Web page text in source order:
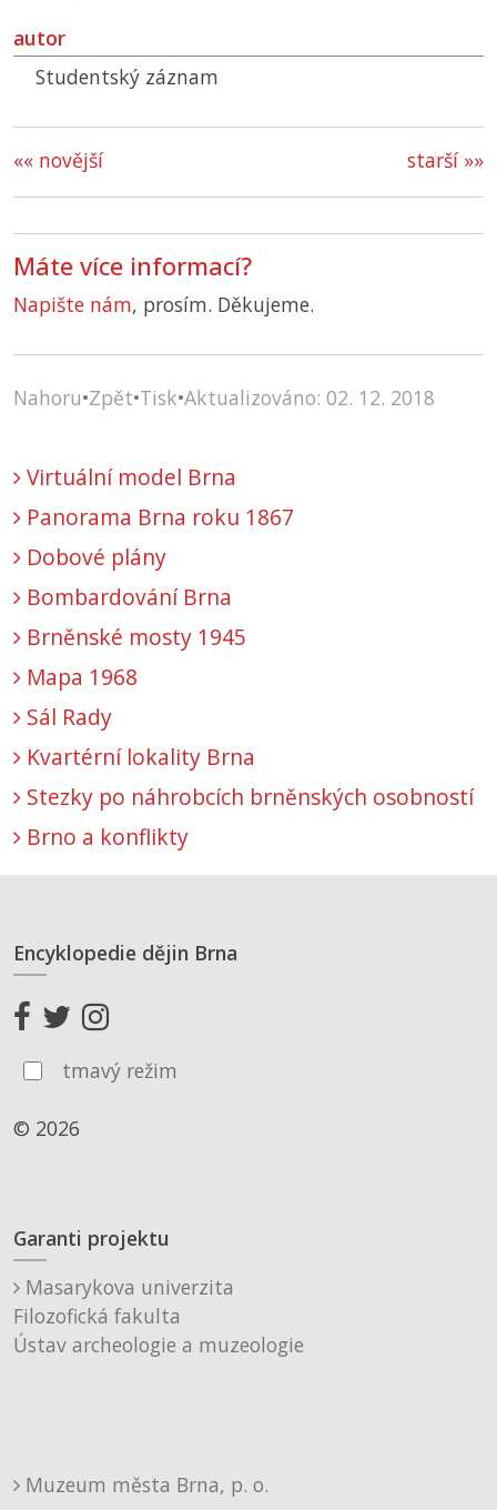
autor
Studentský záznam
starší »»
«« novější
Máte více informací?
Napište nám, prosím. Děkujeme.
Nahoru•Zpět•Tisk•Aktualizováno: 02. 12. 2018
Virtuální model Brna
Panorama Brna roku 1867
Dobové plány
Bombardování Brna
Brněnské mosty 1945
Mapa 1968
Sál Rady
Kvartérní lokality Brna
Stezky po náhrobcích brněnských osobností
Brno a konflikty
Encyklopedie dějin Brna
tmavý režim
© 2026
Garanti projektu
Masarykova univerzita
Filozofická fakulta
Ústav archeologie a muzeologie
Muzeum města Brna, p. o.